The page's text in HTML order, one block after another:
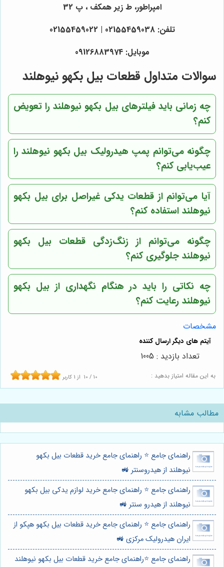
امپراطور، ط زیر همکف ، پ 32
تلفن: 02155459038 | 02155459022
موبایل: 09126883974
سوالات متداول قطعات بیل بکهو نیوهلند
چه زمانی باید فیلترهای بیل بکهو نیوهلند را تعویض
کنم؟
چگونه می‌توانم پمپ هیدرولیک بیل بکهو نیوهلند را
عیب‌یابی کنم؟
آیا می‌توانم از قطعات یدکی غیراصل برای بیل بکهو
نیوهلند استفاده کنم؟
چگونه می‌توانم از زنگ‌زدگی قطعات بیل بکهو
نیوهلند جلوگیری کنم؟
چه نکاتی را باید در هنگام نگهداری از بیل بکهو
نیوهلند رعایت کنم؟
مشخصات
به این مقاله امتیاز بدهید : 10 / 10 از 1 کاربر
تعداد بازدید : 1005
مطالب مشابه
راهنمای جامع ⭐️ راهنمای جامع خرید قطعات بیل بکهو
نیوهلند از هیدروسنتر 🚜
راهنمای جامع ⭐️ راهنمای جامع خرید لوازم یدکی بیل بکهو
نیوهلند از هیدرو سنتر 🚜
راهنمای جامع ⭐️ راهنمای جامع خرید قطعات بیل بکهو هپکو از
ایران هیدرولیک مرکزی 🚜
راهنمای جامع ⭐️راهنمای جامع خرید قطعات بیل بکهو نیوهلند